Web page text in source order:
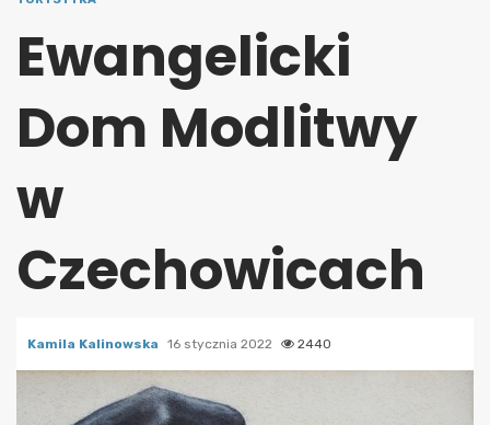
Ewangelicki
Dom Modlitwy
w
Czechowicach
Kamila Kalinowska 16 stycznia 2022 2440